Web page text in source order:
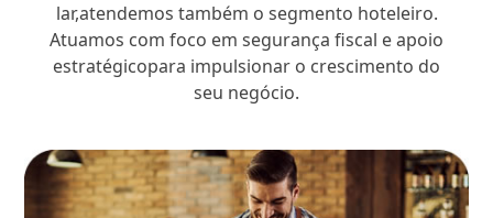
lar,atendemos também o segmento hoteleiro.
Atuamos com foco em segurança fiscal e apoio
estratégicopara impulsionar o crescimento do
seu negócio.